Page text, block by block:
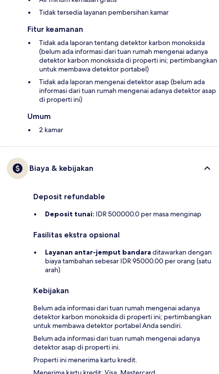
Tidak tersedia layanan pembersihan kamar
Fitur keamanan
Tidak ada laporan tentang detektor karbon monoksida
(belum ada informasi dari tuan rumah mengenai adanya
detektor karbon monoksida di properti ini; pertimbangkan
untuk membawa detektor portabel)
Tidak ada laporan mengenai detektor asap (belum ada
informasi dari tuan rumah mengenai adanya detektor asap
di properti ini)
Umum
2 kamar
Biaya & kebijakan
Deposit refundable
Deposit tunai: IDR 500000.0 per masa menginap
Fasilitas ekstra opsional
Layanan antar-jemput bandara ditawarkan dengan
biaya tambahan sebesar IDR 95000.00 per orang (satu
arah)
Kebijakan
Belum ada informasi dari tuan rumah mengenai adanya
detektor karbon monoksida di properti ini; pertimbangkan
untuk membawa detektor portabel Anda sendiri.
Belum ada informasi dari tuan rumah mengenai adanya
detektor asap di properti ini.
Properti ini menerima kartu kredit.